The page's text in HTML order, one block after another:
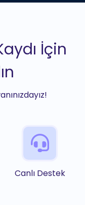
İçin
Canlı Destek